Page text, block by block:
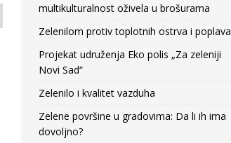
multikulturalnost oživela u brošurama
Zelenilom protiv toplotnih ostrva i poplava
Projekat udruženja Eko polis „Za zeleniji
Novi Sad“
Zelenilo i kvalitet vazduha
Zelene površine u gradovima: Da li ih ima
dovoljno?